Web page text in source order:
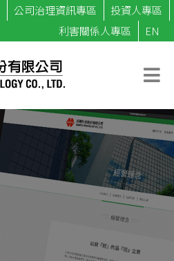
公司治理資訊專區
投資人專區
利害關係人專區
EN